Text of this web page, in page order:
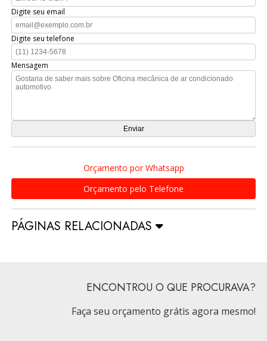
Digite seu email
Digite seu telefone
Mensagem
Orçamento por Whatsapp
Orçamento pelo Telefone
PÁGINAS RELACIONADAS
ENCONTROU O QUE PROCURAVA?
Faça seu orçamento grátis agora mesmo!